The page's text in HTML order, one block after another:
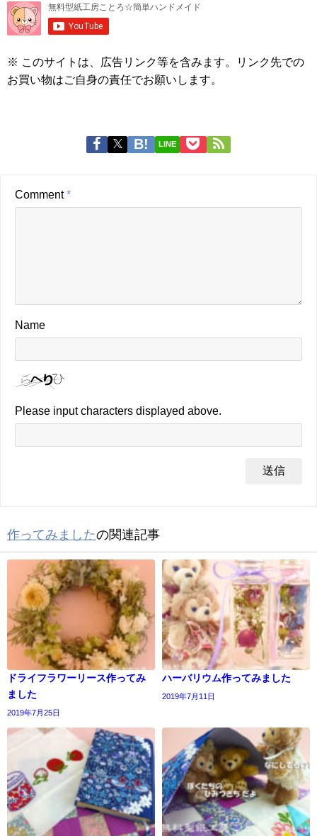
※ このサイトは、広告リンク等を含みます。リンク先での
お買い物はご自身の責任でお願いします。
LINE
Comment*
Name
Please input characters displayed above.
作ってみましたの関連記事
ドライフラワーリース作ってみ
ました
2019年7月25日
ハーバリウム作ってみました
2019年7月11日